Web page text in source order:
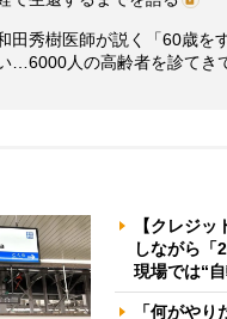
和田秀樹医師が説く「60歳
…6000人の高齢者を診てき
【クレジ
しながら
現場では“
「何がや